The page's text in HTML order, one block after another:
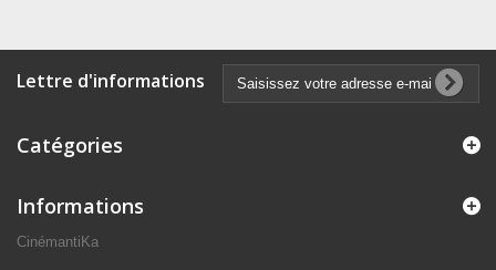
Lettre d'informations
Catégories
Informations
CinémantiKa